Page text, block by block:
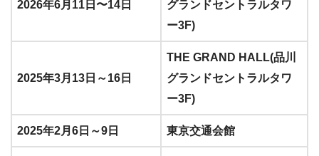
2026年6月11日〜14日
グランドセントラルタワ
ー3F)
2025年3月13日～16日
THE GRAND HALL(品川
グランドセントラルタワ
ー3F)
2025年2月6日～9日 東京交通会館